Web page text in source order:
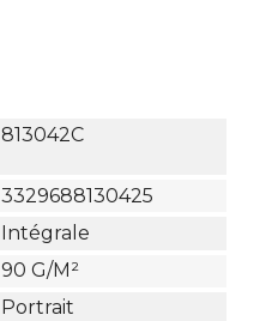
813042C
3329688130425
Intégrale
90 G/m²
Portrait